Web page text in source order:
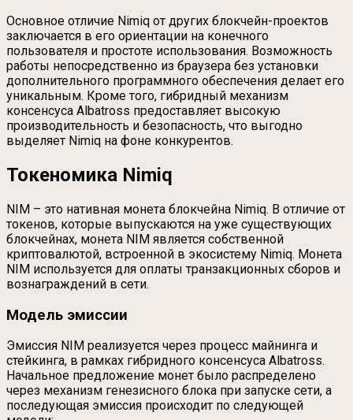
Основное отличие Nimiq от других блокчейн-проектов
заключается в его ориентации на конечного
пользователя и простоте использования. Возможность
работы непосредственно из браузера без установки
дополнительного программного обеспечения делает его
уникальным. Кроме того, гибридный механизм
консенсуса Albatross предоставляет высокую
производительность и безопасность, что выгодно
выделяет Nimiq на фоне конкурентов.
Токеномика Nimiq
NIM – это нативная монета блокчейна Nimiq. В отличие от
токенов, которые выпускаются на уже существующих
блокчейнах, монета NIM является собственной
криптовалютой, встроенной в экосистему Nimiq. Монета
NIM используется для оплаты транзакционных сборов и
вознаграждений в сети.
Модель эмиссии
Эмиссия NIM реализуется через процесс майнинга и
стейкинга, в рамках гибридного консенсуса Albatross.
Начальное предложение монет было распределено
через механизм генезисного блока при запуске сети, а
последующая эмиссия происходит по следующей